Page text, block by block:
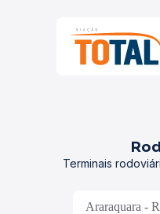
Terminais
Araraquara -